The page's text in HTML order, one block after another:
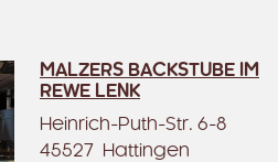
MALZERS BACKSTUBE IM
REWE LENK
Heinrich-Puth-Str. 6-8
45527 Hattingen